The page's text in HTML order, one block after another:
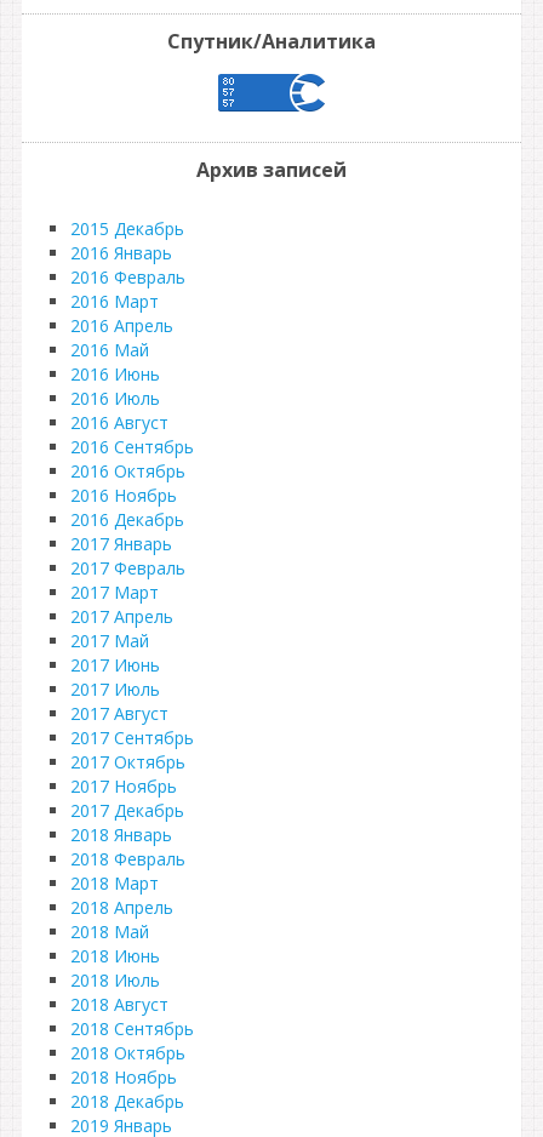
Спутник/Аналитика
Архив записей
2015 Декабрь
2016 Январь
2016 Февраль
2016 Март
2016 Апрель
2016 Май
2016 Июнь
2016 Июль
2016 Август
2016 Сентябрь
2016 Октябрь
2016 Ноябрь
2016 Декабрь
2017 Январь
2017 Февраль
2017 Март
2017 Апрель
2017 Май
2017 Июнь
2017 Июль
2017 Август
2017 Сентябрь
2017 Октябрь
2017 Ноябрь
2017 Декабрь
2018 Январь
2018 Февраль
2018 Март
2018 Апрель
2018 Май
2018 Июнь
2018 Июль
2018 Август
2018 Сентябрь
2018 Октябрь
2018 Ноябрь
2018 Декабрь
2019 Январь